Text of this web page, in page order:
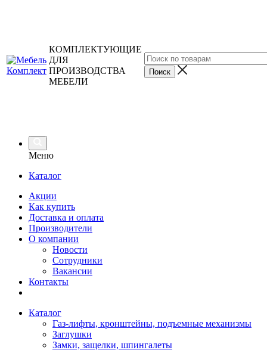
КОМПЛЕКТУЮЩИЕ
ДЛЯ
ПРОИЗВОДСТВА
МЕБЕЛИ
Меню
Каталог
Акции
Как купить
Доставка и оплата
Производители
О компании
Новости
Сотрудники
Вакансии
Контакты
Каталог
Газ-лифты, кронштейны, подъемные механизмы
Заглушки
Замки, защелки, шпингалеты